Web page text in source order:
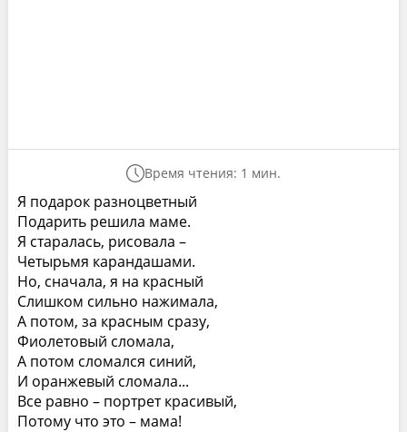
Время чтения: 1 мин.
Я подарок разноцветный
Подарить решила маме.
Я старалась, рисовала –
Четырьмя карандашами.
Hо, сначала, я на красный
Слишком сильно нажимала,
А потом, за красным сразу,
Фиолетовый сломала,
А потом сломался синий,
И оранжевый сломала...
Все равно – портрет красивый,
Потому что это – мама!